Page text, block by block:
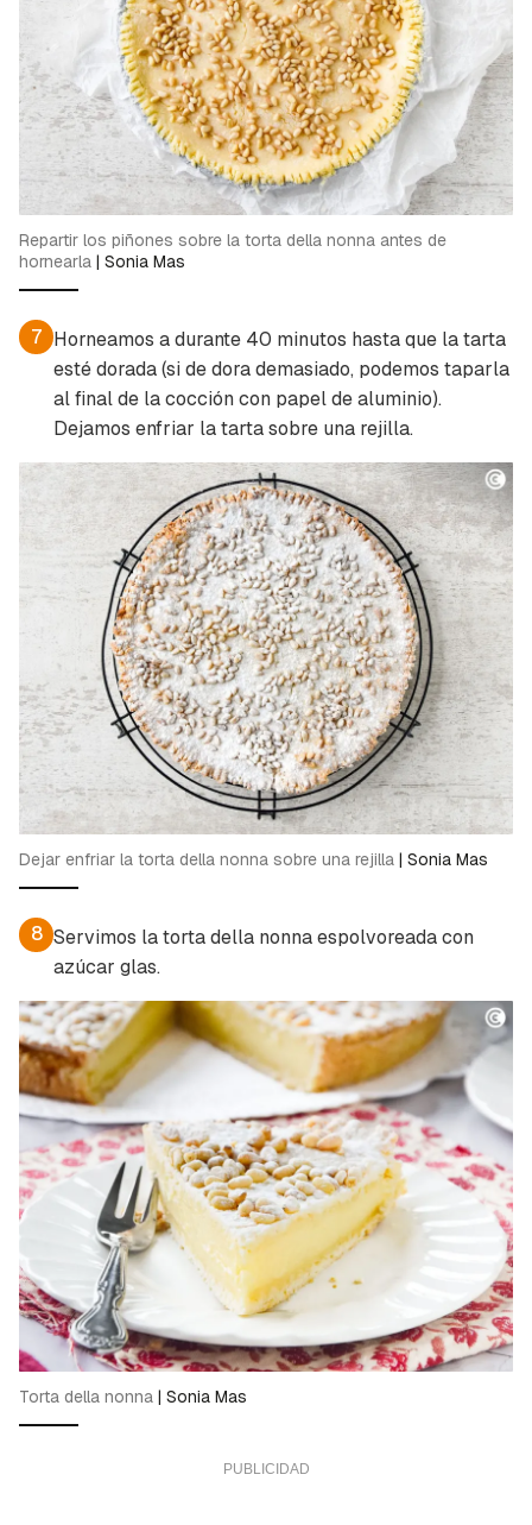
Repartir los piñones sobre la torta della nonna antes de
hornearla | Sonia Mas
7 Horneamos a durante 40 minutos hasta que la tarta
esté dorada (si de dora demasiado, podemos taparla
al final de la cocción con papel de aluminio).
Dejamos enfriar la tarta sobre una rejilla.
Dejar enfriar la torta della nonna sobre una rejilla | Sonia Mas
8 Servimos la torta della nonna espolvoreada con
azúcar glas.
Torta della nonna | Sonia Mas